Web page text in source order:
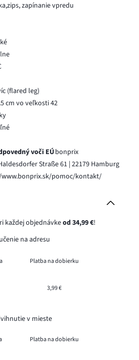
zapínanie vpredu
(flared leg)
cm vo veľkosti 42
voči EÚbonprix
Straße 61 | 22179 Hamburg
pomoc/kontakt/
každej objednávkeod 34,99 €!
na adresu
Platba na dobierku
3,99 €
v mieste
Platba na dobierku